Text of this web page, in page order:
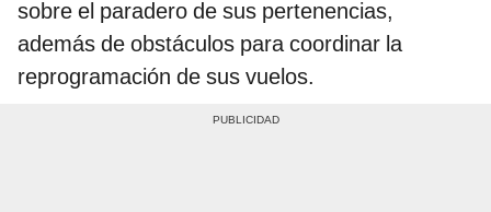
sobre el paradero de sus pertenencias,
además de obstáculos para coordinar la
reprogramación de sus vuelos.